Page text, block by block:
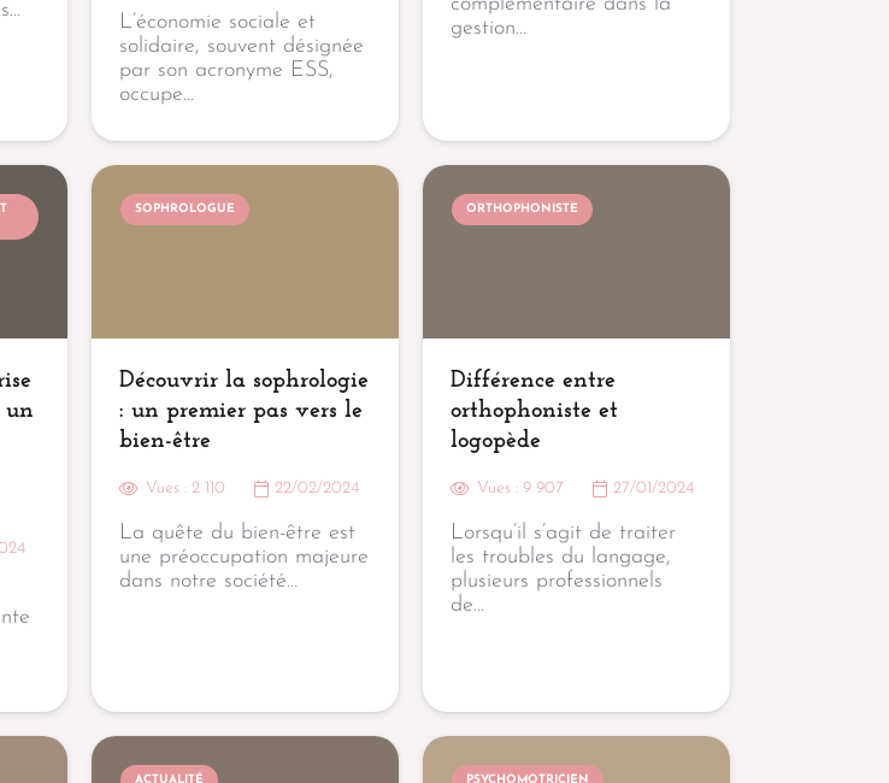
L’économie sociale et
solidaire, souvent désignée
par son acronyme ESS,
occupe…
complémentaire dans la
gestion…
un
SOPHROLOGUE
Découvrir la sophrologie
: un premier pas vers le
bien-être
Vues : 2 110 22/02/2024
La quête du bien-être est
une préoccupation majeure
dans notre société…
ORTHOPHONISTE
Différence entre
orthophoniste et
logopède
Vues : 9 907 27/01/2024
Lorsqu’il s’agit de traiter
les troubles du langage,
plusieurs professionnels
de…
ACTUALITÉ PSYCHOMOTRICIEN